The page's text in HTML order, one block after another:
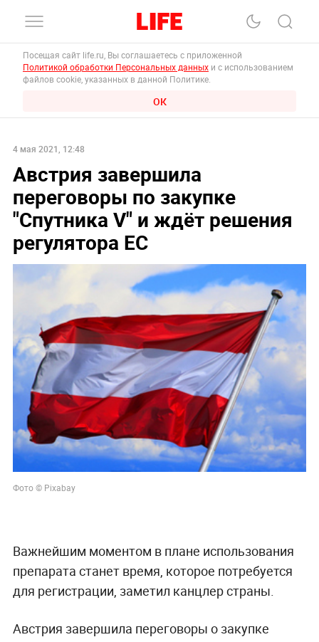
Посещая сайт life.ru, Вы соглашаетесь с приложенной
Политикой обработки Персональных данных и с использованием
файлов cookie, указанных в данной Политике.
ОК
4 мая 2021, 12:48
Австрия завершила
переговоры по закупке
"Спутника V" и ждёт решения
регулятора ЕС
Фото © Pixabay
Важнейшим моментом в плане использования
препарата станет время, которое потребуется
для регистрации, заметил канцлер страны.
Австрия завершила переговоры о закупке